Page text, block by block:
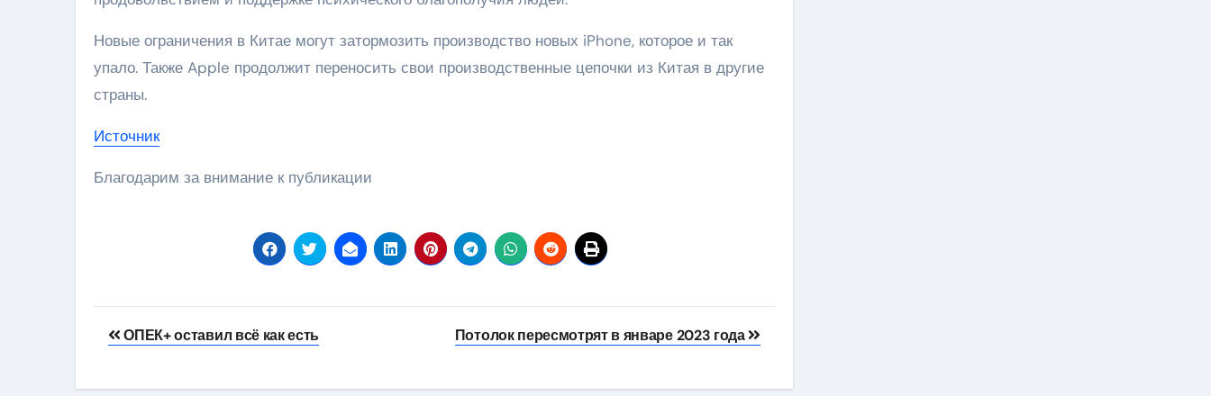
Новые ограничения в Китае могут затормозить производство новых iPhone, которое и так
упало. Также Apple продолжит переносить свои производственные цепочки из Китая в другие
страны.
Источник
Благодарим за внимание к публикации
Навигация
ОПЕК+ оставил всё как есть Потолок пересмотрят в январе 2023 года